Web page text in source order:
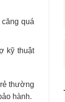
quá
kỹ thuật
thường
hành.